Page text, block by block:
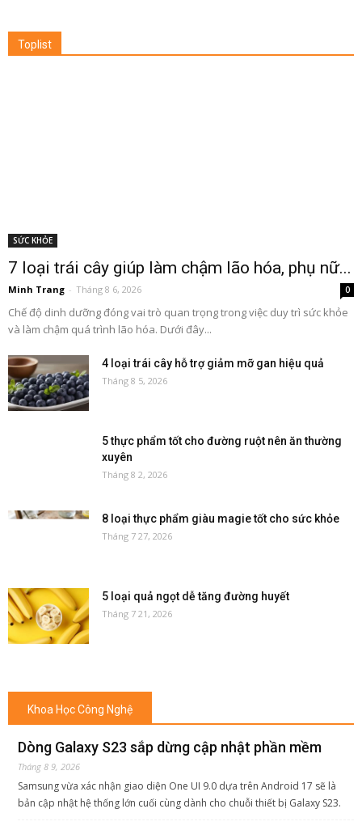
Toplist
SỨC KHỎE
7 loại trái cây giúp làm chậm lão hóa, phụ nữ...
Minh Trang - Tháng 8 6, 2026 0
Chế độ dinh dưỡng đóng vai trò quan trọng trong việc duy trì sức khỏe
và làm chậm quá trình lão hóa. Dưới đây...
4 loại trái cây hỗ trợ giảm mỡ gan hiệu quả
Tháng 8 5, 2026
5 thực phẩm tốt cho đường ruột nên ăn thường
xuyên
Tháng 8 2, 2026
8 loại thực phẩm giàu magie tốt cho sức khỏe
Tháng 7 27, 2026
5 loại quả ngọt dễ tăng đường huyết
Tháng 7 21, 2026
Khoa Học Công Nghệ
Dòng Galaxy S23 sắp dừng cập nhật phần mềm
Tháng 8 9, 2026
Samsung vừa xác nhận giao diện One UI 9.0 dựa trên Android 17 sẽ là
bản cập nhật hệ thống lớn cuối cùng dành cho chuỗi thiết bị Galaxy S23.